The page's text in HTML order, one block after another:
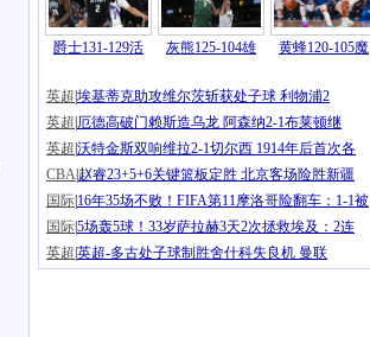
爵士131-129活 灰熊125-104雄
黄蜂120-105魔
英超 埃基蒂克助攻维尔茨斩获处子球 利物浦2
英超 厄德高破门赖斯造乌龙 阿森纳2-1布莱顿继
英超 沃特金斯双响维拉2-1切尔西 1914年后首次各
CBA 赵睿23+5+6关键篮板定胜 北京客场险胜新疆
国际 16年35场不败！FIFA第11摩洛哥险翻车：1-1被
国际5场轰5球！33岁萨拉赫3天2次拯救埃及：2连
英超 英超-多古处子球制胜舍什科失良机 曼联